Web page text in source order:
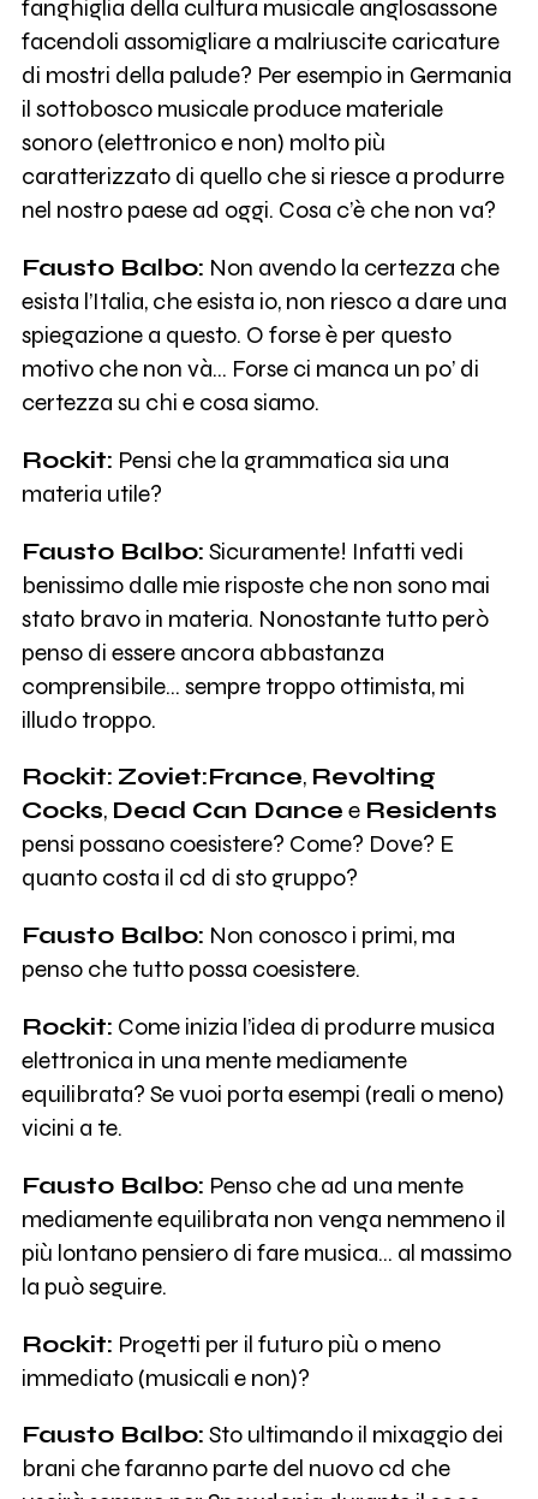
fanghiglia della cultura musicale anglosassone
facendoli assomigliare a malriuscite caricature
di mostri della palude? Per esempio in Germania
il sottobosco musicale produce materiale
sonoro (elettronico e non) molto più
caratterizzato di quello che si riesce a produrre
nel nostro paese ad oggi. Cosa c’è che non va?
Fausto Balbo: Non avendo la certezza che
esista l’Italia, che esista io, non riesco a dare una
spiegazione a questo. O forse è per questo
motivo che non và… Forse ci manca un po’ di
certezza su chi e cosa siamo.
Rockit: Pensi che la grammatica sia una
materia utile?
Fausto Balbo: Sicuramente! Infatti vedi
benissimo dalle mie risposte che non sono mai
stato bravo in materia. Nonostante tutto però
penso di essere ancora abbastanza
comprensibile… sempre troppo ottimista, mi
illudo troppo.
Rockit: Zoviet:France, Revolting
Cocks, Dead Can Dance e Residents
pensi possano coesistere? Come? Dove? E
quanto costa il cd di sto gruppo?
Fausto Balbo: Non conosco i primi, ma
penso che tutto possa coesistere.
Rockit: Come inizia l’idea di produrre musica
elettronica in una mente mediamente
equilibrata? Se vuoi porta esempi (reali o meno)
vicini a te.
Fausto Balbo: Penso che ad una mente
mediamente equilibrata non venga nemmeno il
più lontano pensiero di fare musica… al massimo
la può seguire.
Rockit: Progetti per il futuro più o meno
immediato (musicali e non)?
Fausto Balbo: Sto ultimando il mixaggio dei
brani che faranno parte del nuovo cd che